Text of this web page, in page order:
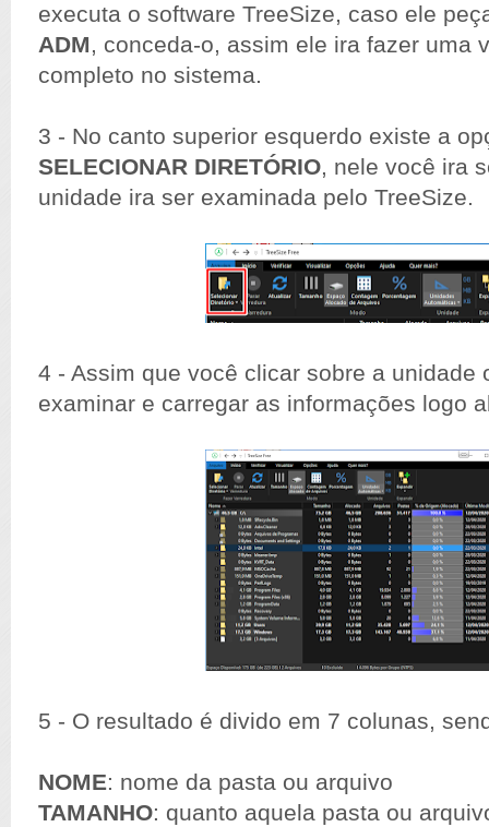
executa o software TreeSize, caso ele
ADM, conceda-o, assim ele ira fazer uma
completo no sistema.
3 - No canto superior esquerdo existe a
SELECIONAR DIRETÓRIO, nele você ira
unidade ira ser examinada pelo TreeSize.
4 - Assim que você clicar sobre a unidade
examinar e carregar as informações logo
5 - O resultado é divido em 7 colunas,
NOME: nome da pasta ou arquivo
TAMANHO: quanto aquela pasta ou